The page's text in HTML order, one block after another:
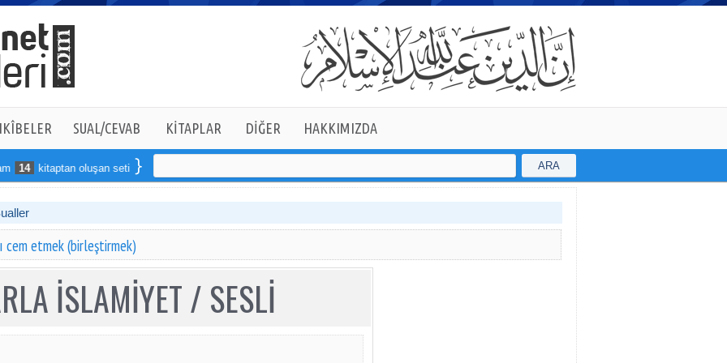
SUAL/CEVAB KİTAPLAR DİĞER HAKKIMIZDA
14 kitaptan oluşan seti online sipariş verebilirsiniz ARA
cem etmek (birleştirmek)
İSLAMİYET / SESLİ